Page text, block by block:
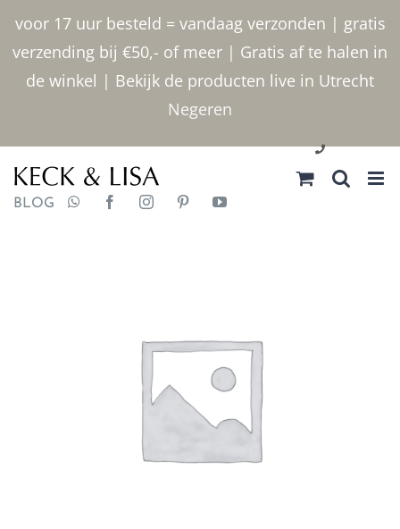
voor 17 uur besteld = vandaag verzonden | gratis
verzending bij €50,- of meer | Gratis af te halen in
de winkel | Bekijk de producten live in Utrecht
Negeren
inhoud
030 2400000
BLOG